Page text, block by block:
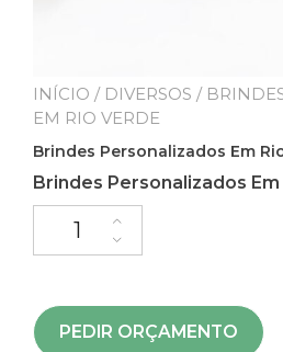
INÍCIO / DIVERSOS /
EM RIO VERDE
Brindes Personalizados Em
Brindes Personalizados
PEDIR ORÇAMENTO